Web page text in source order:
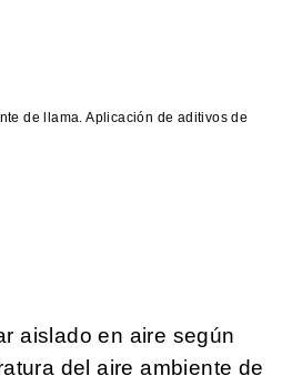
de llama. Aplicación de aditivos de
aislado en aire según
del aire ambiente de